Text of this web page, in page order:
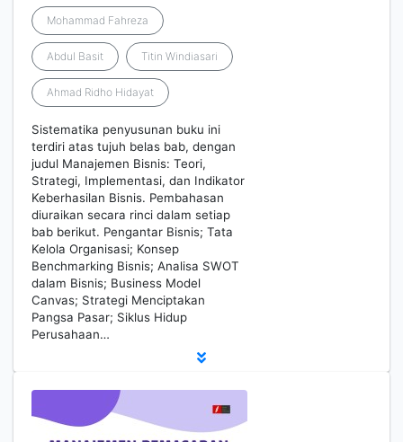
Mohammad Fahreza
Abdul Basit Titin Windiasari
Ahmad Ridho Hidayat
Sistematika penyusunan buku ini
terdiri atas tujuh belas bab, dengan
judul Manajemen Bisnis: Teori,
Strategi, Implementasi, dan Indikator
Keberhasilan Bisnis. Pembahasan
diuraikan secara rinci dalam setiap
bab berikut. Pengantar Bisnis; Tata
Kelola Organisasi; Konsep
Benchmarking Bisnis; Analisa SWOT
dalam Bisnis; Business Model
Canvas; Strategi Menciptakan
Pangsa Pasar; Siklus Hidup
Perusahaan…